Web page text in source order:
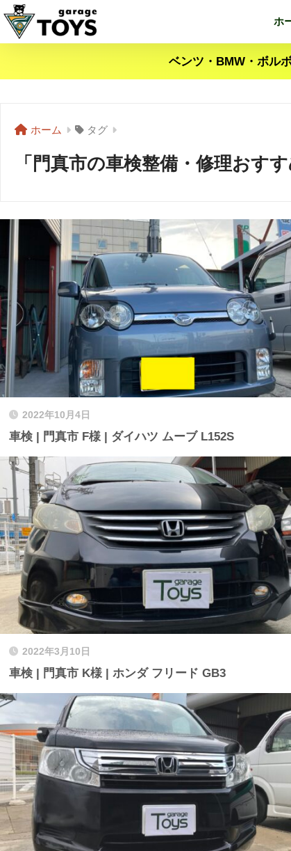
ホ
ベンツ・BMW・ボル
ホーム タグ
「門真市の車検整備・修理おす
2022年10月4日
車検 | 門真市 F様 | ダイハツ ムーブ L152S
2022年3月10日
車検 | 門真市 K様 | ホンダ フリード GB3